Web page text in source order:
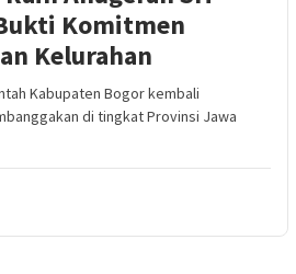
Komitmen
Kelurahan
Kabupaten Bogor kembali
di tingkat Provinsi Jawa